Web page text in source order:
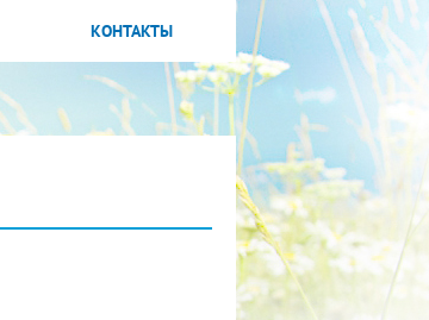
КОНТАКТЫ